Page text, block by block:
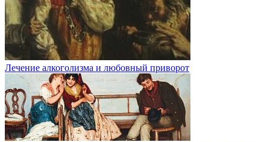
Лечение алкоголизма и любовный приворот